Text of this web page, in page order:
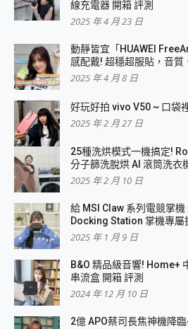
線充電器 開箱 評測
2025 年 4 月 23 日
動靜皆宜「HUAWEI
感配戴! 超穩超服貼，音質
2025 年 4 月 8 日
好玩好拍 vivo V50 ~ 口袋
2025 年 2 月 27 日
25種洗烘模式一機搞定!
分子篩洗脫烘 AI 滾筒洗衣
2025 年 2 月 10 日
給 MSI Claw 系列電競掌
Docking Station 掌機專屬
2025 年 1 月 9 日
B&O 精品級音響! Home+
串流盒 開箱 評測
2024 年 12 月 10 日
2億 APO蔡司長焦神機降